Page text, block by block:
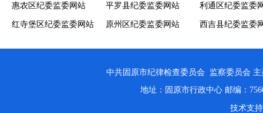
惠农区纪委监委网站 平罗县纪委监委网站 利通区纪委监委
红寺堡区纪委监委网站 原州区纪委监委网站 西吉县纪委监委
中共固原市纪律检查委员会 监察委员会
地址：固原市行政中心 邮编：
技术支